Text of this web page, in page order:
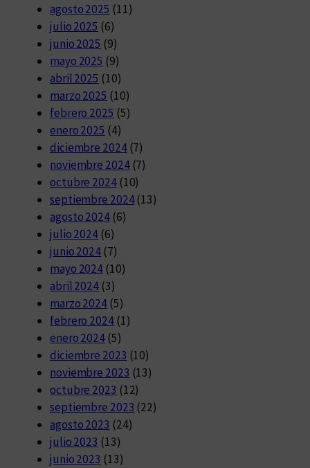
agosto 2025 (11)
julio 2025 (6)
junio 2025 (9)
mayo 2025 (9)
abril 2025 (10)
marzo 2025 (10)
febrero 2025 (5)
enero 2025 (4)
diciembre 2024(7)
noviembre 2024(7)
octubre 2024(10)
septiembre 2024(13)
agosto 2024(6)
julio 2024 (6)
junio 2024 (7)
mayo 2024 (10)
abril 2024 (3)
marzo 2024 (5)
febrero 2024(1)
enero 2024 (5)
diciembre 2023 (10)
noviembre 2023 (13)
octubre 2023 (12)
septiembre 2023 (22)
agosto 2023 (24)
julio 2023 (13)
junio 2023 (13)